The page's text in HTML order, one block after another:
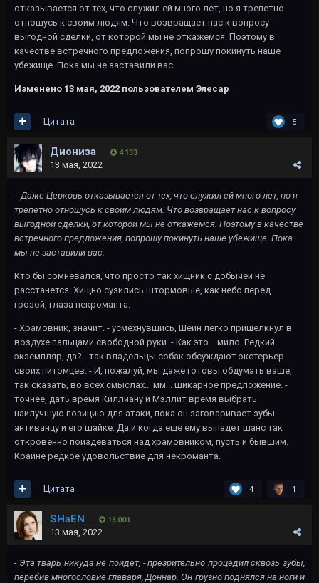
отказывается от тех, что служил ей много лет, но я трепетно
отношусь к своим людям. Что возвращает нас к вопросу
выгодной сделки, от которой мы не откажемся. Поэтому в
качестве встречного предложения, попрошу покинуть наше
убежище. Пока мы не заставили вас.
Изменено 13 мая, 2022 пользователем Элесар
5
Цитата
Диониза 4 133
13 мая, 2022
- Даже Церковь отказывается от тех, что служил ей много лет, но я
трепетно отношусь к своим людям. Что возвращает нас к вопросу
выгодной сделки, от которой мы не откажемся. Поэтому в качестве
встречного предложения, попрошу покинуть наше убежище. Пока
мы не заставили вас.
Кто бы сомневался, что просто так хищник с добычей не
расстанется. Хищно сузились штормовые, как небо перед
грозой, глаза некроманта.
- Храмовник, значит. - усмехнувшись, Шейн легко прищелкнул в
воздухе пальцами свободной руки. - Как это... мило. Редкий
экземпляр, да? - так владельцы собак обсуждают экстерьер
своих питомцев. - И, пожалуй, мы даже готовы обдумать ваше,
так сказать, во всех смыслах... мм... шикарное предложение. -
точнее, дать время Киллиану и Мэллит время выбрать
наилучшую позицию для атаки, пока он заговаривает зубы
антиванцу и его шайке. Да и когда еще ему выпадет шанс так
откровенно поиздеваться над храмовником, пусть и бывшим.
Крайне редкое удовольствие для некроманта.
4 1
Цитата
SHaEN 13 001
13 мая, 2022
- Эта тварь никуда не пойдёт, - презрительно процедил сквозь зубы,
перебив многословие главаря, Доннар. Он грузно поднялся на ноги и